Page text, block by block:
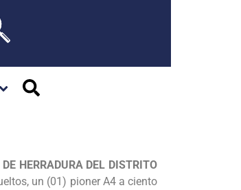
HERRADURA DEL DISTRITO
un (01) pioner A4 a ciento